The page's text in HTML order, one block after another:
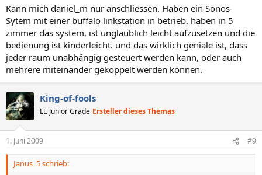
Kann mich daniel_m nur anschliessen. Haben ein Sonos-
Sytem mit einer buffalo linkstation in betrieb. haben in 5
zimmer das system, ist unglaublich leicht aufzusetzen und die
bedienung ist kinderleicht. und das wirklich geniale ist, dass
jeder raum unabhängig gesteuert werden kann, oder auch
mehrere miteinander gekoppelt werden können.
King-of-fools
Lt. Junior Grade Ersteller dieses Themas
1. Juni 2009 #9
Janus_5 schrieb: